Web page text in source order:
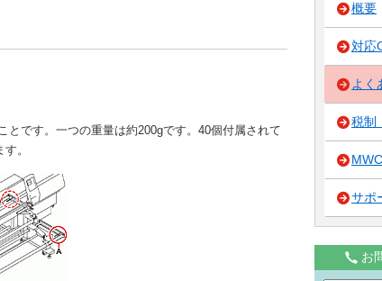
です。一つの重量は約200gです。40個付属されて
。
概要
対応
よく
税制
サポ
お